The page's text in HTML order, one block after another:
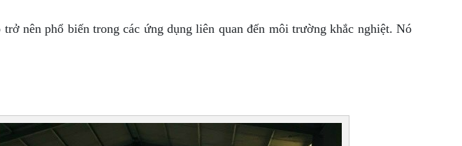
nên phổ biến trong các ứng dụng liên quan đến môi trường khắc nghiệt. Nó